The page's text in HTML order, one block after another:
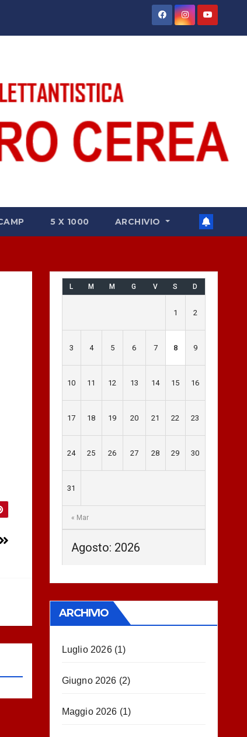
5 X 1000 ARCHIVIO
Agosto: 2026
L M M G V S D
« Mar
1 2
3 4 5 6 7 8 9
10 11 12 13 14 15 16
17 18 19 20 21 22 23
24 25 26 27 28 29 30
31
ARCHIVIO
Luglio 2026(1)
Giugno 2026 (2)
Maggio 2026 (1)